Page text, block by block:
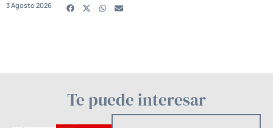
3 Agosto 2026
Te puede interesar